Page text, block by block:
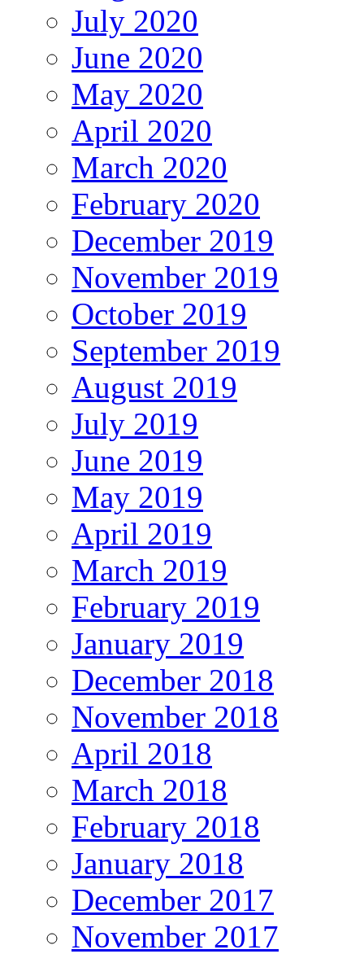
July 2020
June 2020
May 2020
April 2020
March 2020
February 2020
December 2019
November 2019
October 2019
September 2019
August 2019
July 2019
June 2019
May 2019
April 2019
March 2019
February 2019
January 2019
December 2018
November 2018
April 2018
March 2018
February 2018
January 2018
December 2017
November 2017